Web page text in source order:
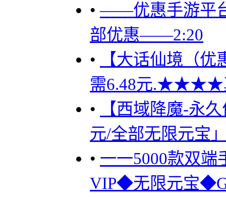
•——优惠手游平
部优惠——2:20
•
【大话仙境（
需6.48元
•
【西域降魔-永
元/全部无限元宝
• 一一5000款双
VIP◆无限元宝